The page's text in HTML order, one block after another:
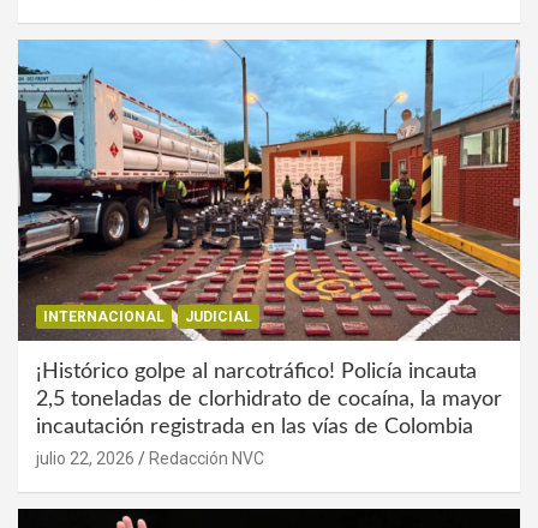
INTERNACIONAL JUDICIAL
¡Histórico golpe al narcotráfico! Policía incauta
2,5 toneladas de clorhidrato de cocaína, la mayor
incautación registrada en las vías de Colombia
julio 22, 2026 Redacción NVC